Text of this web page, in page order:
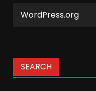
WordPress.org
SEARCH